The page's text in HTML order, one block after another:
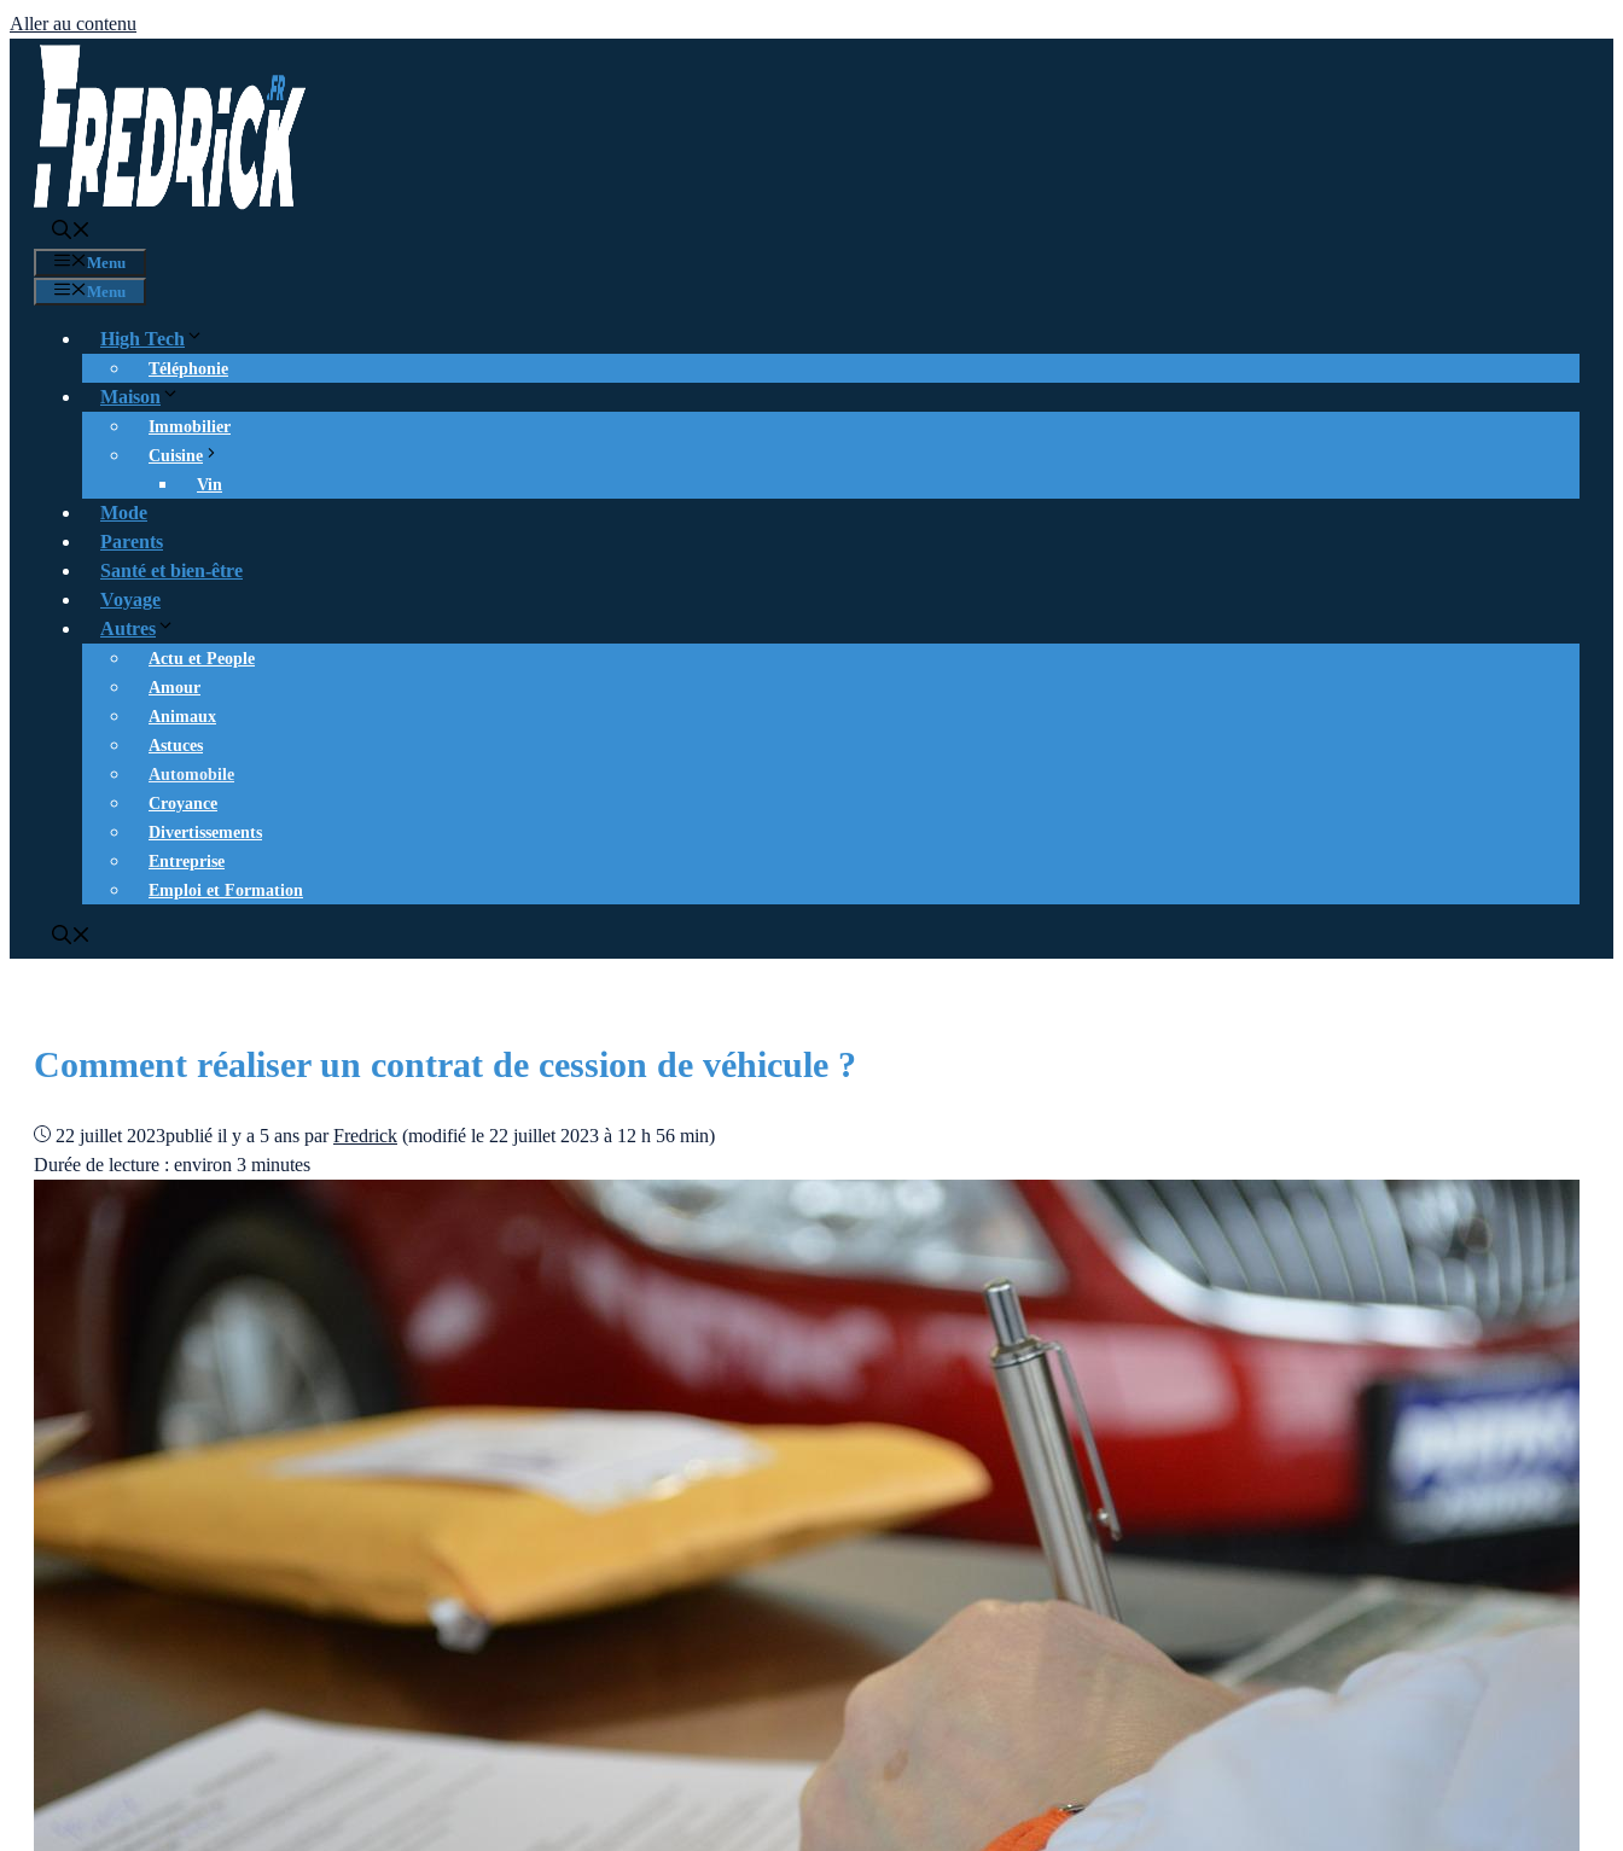
Aller au contenu
Menu
Menu
High Tech
Téléphonie
Maison
Immobilier
Cuisine
Vin
Mode
Parents
Santé et bien-être
Voyage
Autres
Actu et People
Amour
Animaux
Astuces
Automobile
Croyance
Divertissements
Entreprise
Emploi et Formation
Comment réaliser un contrat de cession de véhicule ?
22 juillet 2023publié il y a 5 ans parFredrick (modifié le 22 juillet 2023 à 12 h 56 min)
Durée de lecture : environ 3 minutes